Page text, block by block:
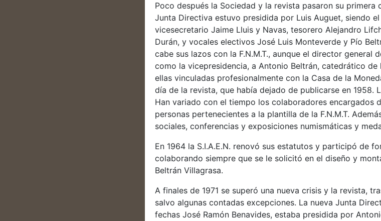
Poco después la Sociedad y la revista pasaron su
Junta Directiva estuvo presidida por Luis Auguet, siendo
vicesecretario Jaime Lluis y Navas, tesorero Alejandro
Durán, y vocales electivos José Luis Monteverde y Pío
cabe sus lazos con la F.N.M.T., aunque el director general
como la vicepresidencia, a Antonio Beltrán, catedrático
ellas vinculadas profesionalmente con la Casa de la
día de la revista, que había dejado de publicarse en
Han variado con el tiempo los colaboradores encargados
personas pertenecientes a la plantilla de la F.N.M.T.
sociales, conferencias y exposiciones numismáticas y
En 1964 la S.I.A.E.N. renovó sus estatutos y participó de
colaborando siempre que se le solicitó en el diseño y
Beltrán Villagrasa.
A finales de 1971 se superó una nueva crisis y la revista,
salvo algunas contadas excepciones. La nueva Junta
fechas José Ramón Benavides, estaba presidida por